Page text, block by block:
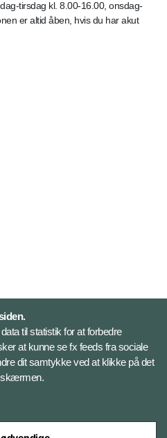
tirsdag kl. 8.00-16.00, onsdag-
er altid åben, hvis du har akut
til statistik for at forbedre
at kunne se fx feeds fra sociale
dit samtykke ved at klikke på det
skærmen.